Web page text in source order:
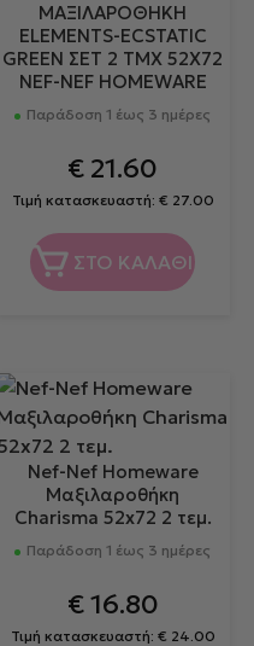
ΜΑΞΙΛΑΡΟΘΗΚΗ
ELEMENTS-ECSTATIC
GREEN ΣΕΤ 2 ΤΜΧ 52Χ72
NEF-NEF HOMEWARE
Παράδοση 1 έως 3 ημέρες
€ 21.60
Τιμή κατασκευαστή: € 27.00
ΣΤΟ ΚΑΛΑΘΙ
Nef-Nef Homeware
Μαξιλαροθήκη
Charisma 52x72 2 τεμ.
Παράδοση 1 έως 3 ημέρες
€16.80
Τιμή κατασκευαστή: € 24.00